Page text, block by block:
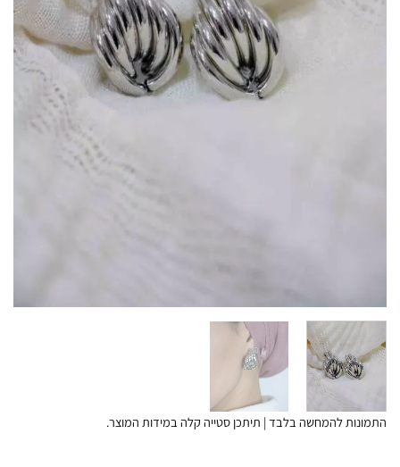
התמונות להמחשה בלבד | תיתכן סטייה קלה במידות המוצר.